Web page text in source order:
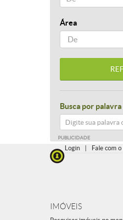
Área
Busca por
PUBLICIDADE
Login Fale com
IMÓVEIS